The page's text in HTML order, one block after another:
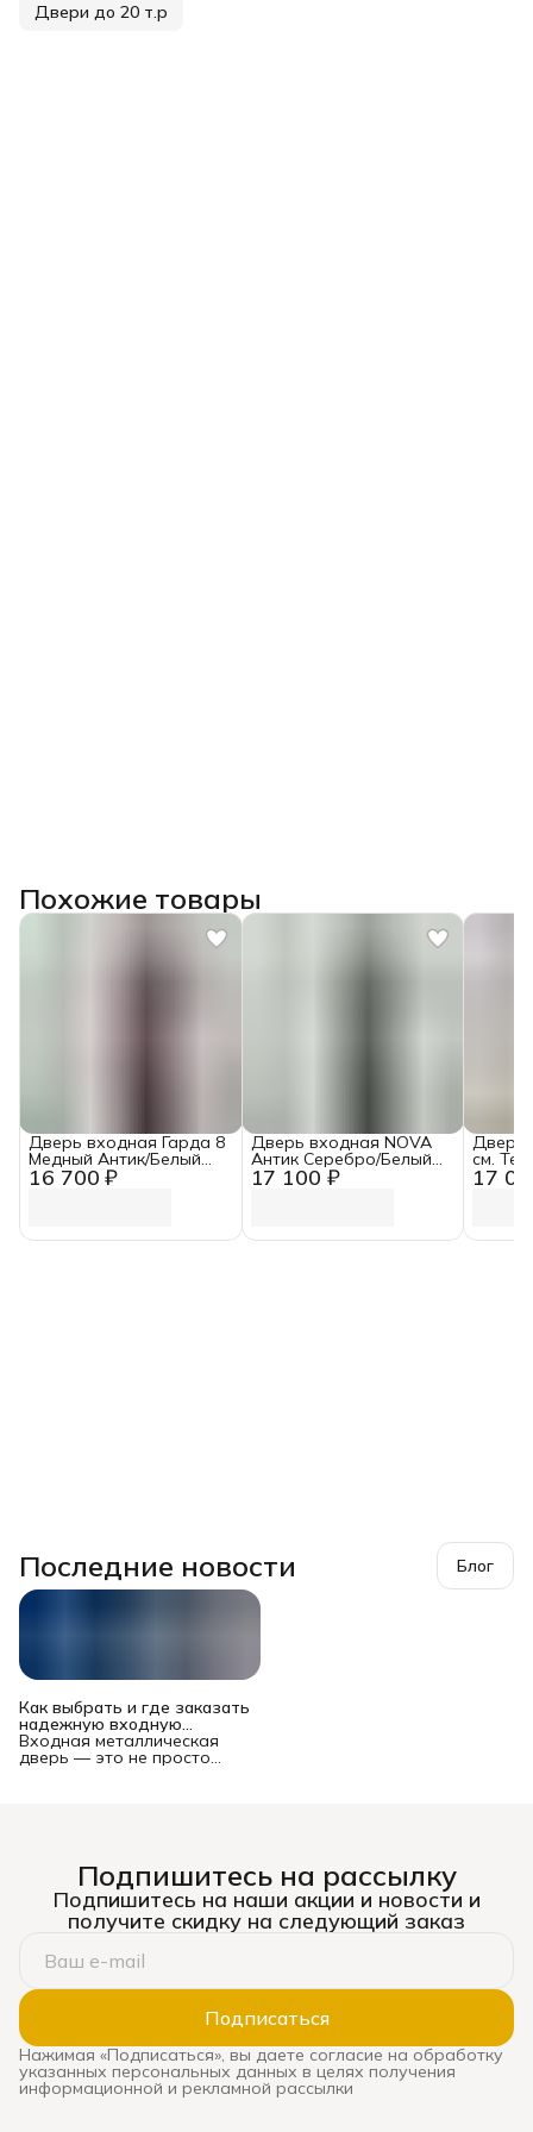
Двери до 20 т.р
Похожие товары
16 700 ₽
Дверь входная Гарда 8
Медный Антик/Белый
ясень (960 мм, Правая) 17 100 ₽
Дверь входная NOVA
Антик Серебро/Белый
Ясень (960 мм, Правая) 17
Дверь
см.
Последние новости Блог
Как выбрать и где заказать
надежную входную
металлическую дверь в
Новосибирске?
Входная металлическая
дверь — это не просто
имущества и жильцов,
уровень шума, теплопотери
и даже эстетическое
восприятие жилья. Рынок
— от бюджетных до
премиальных, и выбор
может стать настоящим
испытанием. Ошибка
оборачивается
сквозняками, звоном при
каждом закрытии, риском
взлома и необходимостью
дорогой замены. В этом
Подпишитесь на рассылку
Подпишитесь на наши акции и новости и
получите скидку на следующий заказ
Подписаться
Нажимая «Подписаться», вы даете согласие на обработку
указанных персональных данных в целях получения
информационной и рекламной рассылки